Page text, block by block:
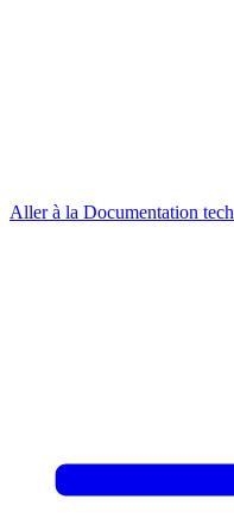
Aller à la Documentation